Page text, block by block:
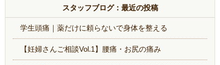
スタッフブログ：最近の投稿
学生頭痛｜薬だけに頼らないで身体を整える
【妊婦さんご相談Vol.1】腰痛・お尻の痛み